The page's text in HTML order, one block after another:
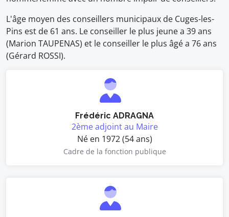
L'âge moyen des conseillers municipaux de Cuges-les-
Pins est de 61 ans. Le conseiller le plus jeune a 39 ans
(Marion TAUPENAS) et le conseiller le plus âgé a 76 ans
(Gérard ROSSI).
Frédéric ADRAGNA
2ème adjoint au Maire
Né en 1972 (54 ans)
Cadre de la fonction publique